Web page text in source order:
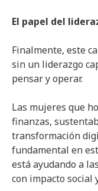
El papel del
Finalmente, este
sin un liderazgo
pensar y operar.
Las mujeres que
finanzas,
transformación
fundamental en
está ayudando a
con impacto social